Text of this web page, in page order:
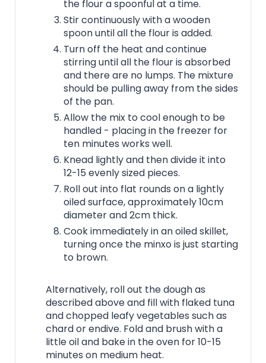
the flour a spoonful at a time.
Stir continuously with a wooden
spoon until all the flour is added.
Turn off the heat and continue
stirring until all the flour is absorbed
and there are no lumps. The mixture
should be pulling away from the sides
of the pan.
Allow the mix to cool enough to be
handled - placing in the freezer for
ten minutes works well.
Knead lightly and then divide it into
12-15 evenly sized pieces.
Roll out into flat rounds on a lightly
oiled surface, approximately 10cm
diameter and 2cm thick.
Cook immediately in an oiled skillet,
turning once the minxo is just starting
to brown.
Alternatively, roll out the dough as
described above and fill with flaked tuna
and chopped leafy vegetables such as
chard or endive. Fold and brush with a
little oil and bake in the oven for 10-15
minutes on medium heat.